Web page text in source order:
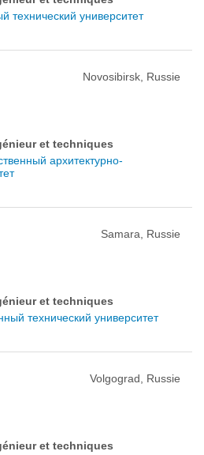
технический университет
Novosibirsk, Russie
et techniques
архитектурно-
Samara, Russie
et techniques
технический университет
Volgograd, Russie
et techniques